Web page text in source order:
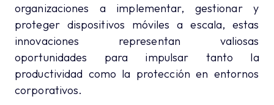
organizaciones a implementar, gestionar y
proteger dispositivos móviles a escala, estas
innovaciones representan valiosas
oportunidades para impulsar tanto la
productividad como la protección en entornos
corporativos.